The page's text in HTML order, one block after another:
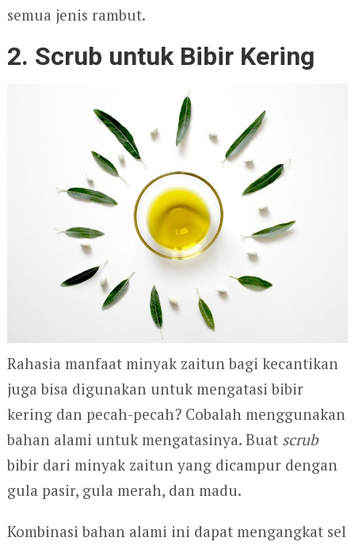
semua jenis rambut.
2. Scrub untuk Bibir Kering
Rahasia manfaat minyak zaitun bagi kecantikan
juga bisa digunakan untuk mengatasi bibir
kering dan pecah-pecah? Cobalah menggunakan
bahan alami untuk mengatasinya. Buat scrub
bibir dari minyak zaitun yang dicampur dengan
gula pasir, gula merah, dan madu.
Kombinasi bahan alami ini dapat mengangkat sel